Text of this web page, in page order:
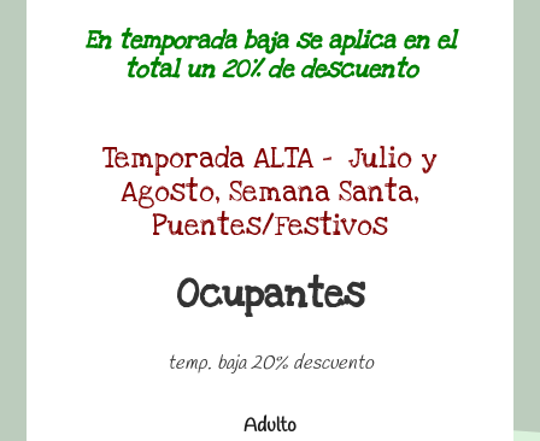
En temporada baja se aplica en el
total un 20% de descuento
Temporada ALTA – Julio y
Agosto, Semana Santa,
Puentes/Festivos
Ocupantes
temp. baja 20% descuento
Adulto